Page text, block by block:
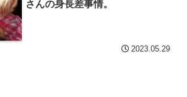
さんの身長差事情。
2023.05.29